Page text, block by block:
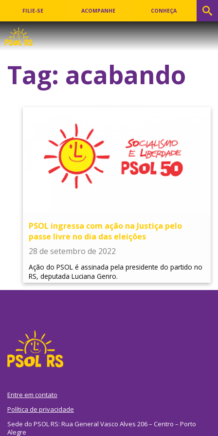
FILIE-SE ACOMPANHE CONHEÇA
Tag: acabando
PSOL ingressa com ação na Justiça pelo
passe livre no dia das eleições
28 de setembro de 2022
Ação do PSOL é assinada pela presidente do partido no
RS, deputada Luciana Genro.
Entre em contato
Política de privacidade
Sede do PSOL RS: Rua General Vasco Alves 206 – Centro – Porto
Alegre